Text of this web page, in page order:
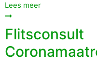
Lees meer
Flitsconsult